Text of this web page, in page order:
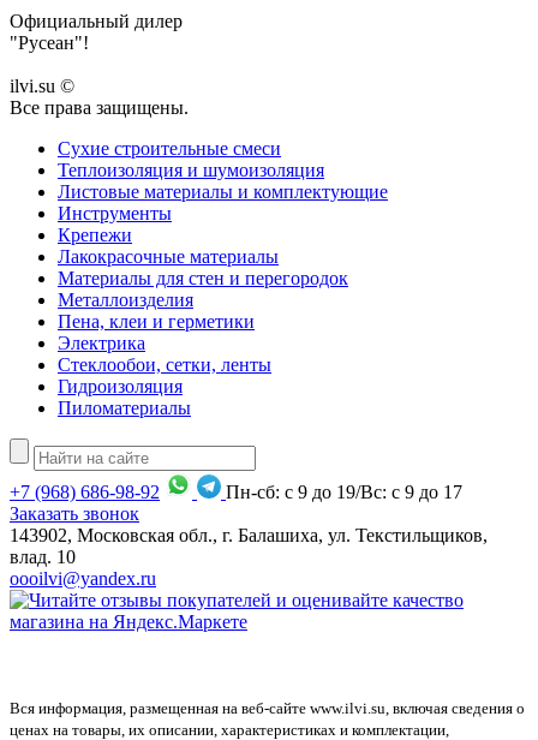
Официальный дилер
"Русеан"!
ilvi.su ©
Все права защищены.
Сухие строительные смеси
Теплоизоляция и шумоизоляция
Листовые материалы и комплектующие
Инструменты
Крепежи
Лакокрасочные материалы
Материалы для стен и перегородок
Металлоизделия
Пена, клеи и герметики
Электрика
Стеклообои, сетки, ленты
Гидроизоляция
Пиломатериалы
+7 (968) 686-98-92
Пн-сб: с 9 до 19/Вс: с 9 до 17
Заказать звонок
143902, Московская обл., г. Балашиха, ул. Текстильщиков,
влад. 10
oooilvi@yandex.ru
Вся информация, размещенная на веб-сайте www.ilvi.su, включая сведения о
ценах на товары, их описании, характеристиках и комплектации,